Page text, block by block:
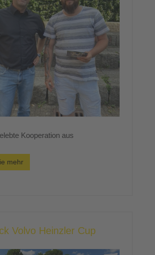
Kooperation aus
mehr
Volvo Heinzler Cup